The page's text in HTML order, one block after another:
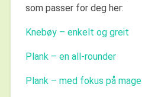
som passer for deg her:
Knebøy – enkelt og greit
Plank – en all-rounder
Plank – med fokus på mage